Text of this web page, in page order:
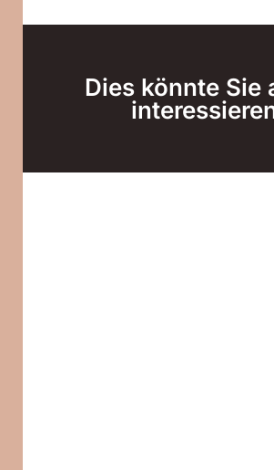
Dies könnte Sie